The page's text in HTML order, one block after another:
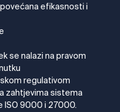
efikasnosti i
se nalazi na pravom
regulativom
zahtjevima sistema
ISO 9000 i 27000.